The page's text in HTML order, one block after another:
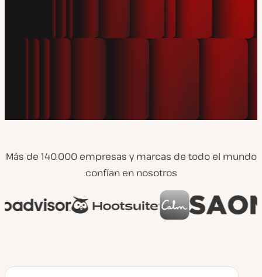
Más de 140.000 empresas y marcas de todo el mundo
confían en nosotros